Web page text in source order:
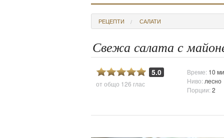
РЕЦЕПТИ САЛАТИ
Свежа салата с
5.0
от общо 126 глас
Време: 10
Ниво: лесно
Порции:2